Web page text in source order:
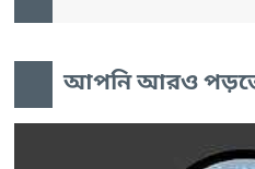
আপনি আরও পড়তে